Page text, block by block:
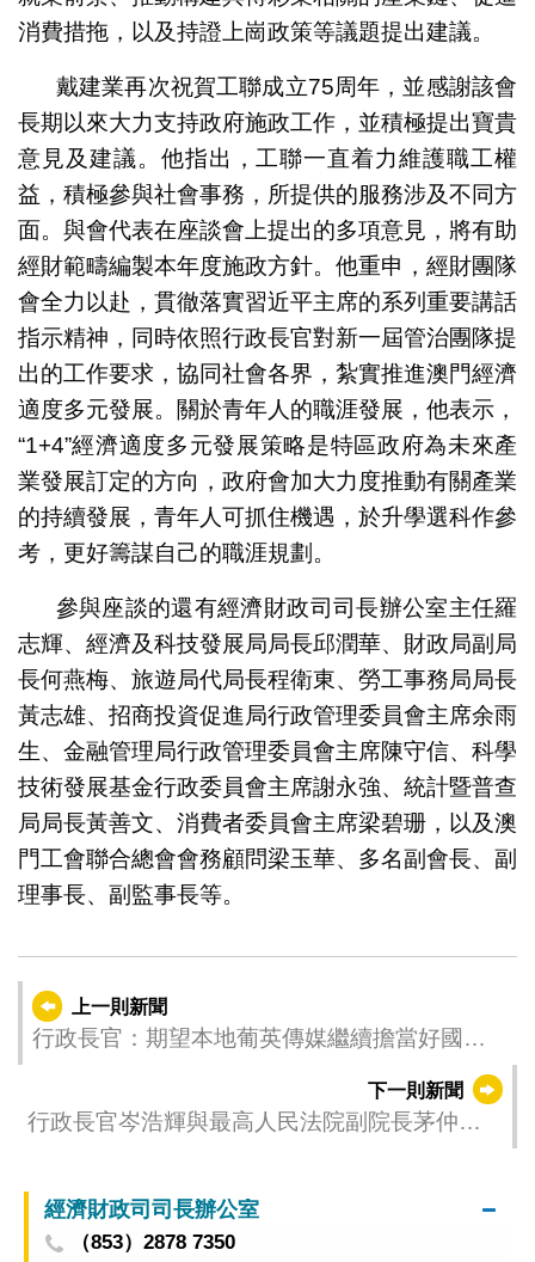
消費措拖，以及持證上崗政策等議題提出建議。
戴建業再次祝賀工聯成立75周年，並感謝該會
長期以來大力支持政府施政工作，並積極提出寶貴
意見及建議。他指出，工聯一直着力維護職工權
益，積極參與社會事務，所提供的服務涉及不同方
面。與會代表在座談會上提出的多項意見，將有助
經財範疇編製本年度施政方針。他重申，經財團隊
會全力以赴，貫徹落實習近平主席的系列重要講話
指示精神，同時依照行政長官對新一屆管治團隊提
出的工作要求，協同社會各界，紮實推進澳門經濟
適度多元發展。關於青年人的職涯發展，他表示，
“1+4”經濟適度多元發展策略是特區政府為未來產
業發展訂定的方向，政府會加大力度推動有關產業
的持續發展，青年人可抓住機遇，於升學選科作參
考，更好籌謀自己的職涯規劃。
參與座談的還有經濟財政司司長辦公室主任羅
志輝、經濟及科技發展局局長邱潤華、財政局副局
長何燕梅、旅遊局代局長程衛東、勞工事務局局長
黃志雄、招商投資促進局行政管理委員會主席余雨
生、金融管理局行政管理委員會主席陳守信、科學
技術發展基金行政委員會主席謝永強、統計暨普查
局局長黃善文、消費者委員會主席梁碧珊，以及澳
門工會聯合總會會務顧問梁玉華、多名副會長、副
理事長、副監事長等。
上一則新聞
行政長官：期望本地葡英傳媒繼續擔當好國際
下一則新聞
行政長官岑浩輝與最高人民法院副院長茅仲華
經濟財政司司長辦公室
（853）2878 7350